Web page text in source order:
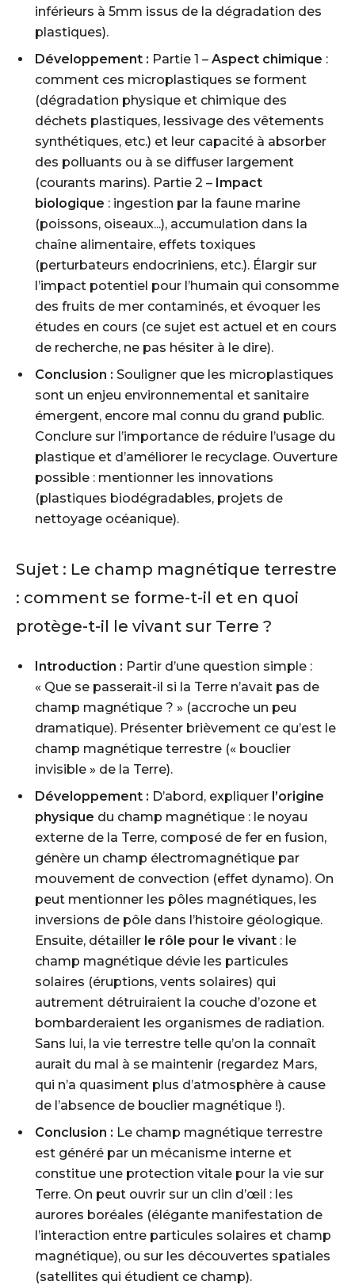
inférieurs à 5mm issus de la dégradation des
plastiques).
Développement : Partie 1 – Aspect chimique :
comment ces microplastiques se forment
(dégradation physique et chimique des
déchets plastiques, lessivage des vêtements
synthétiques, etc.) et leur capacité à absorber
des polluants ou à se diffuser largement
(courants marins). Partie 2 – Impact
biologique : ingestion par la faune marine
(poissons, oiseaux...), accumulation dans la
chaîne alimentaire, effets toxiques
(perturbateurs endocriniens, etc.). Élargir sur
l’impact potentiel pour l’humain qui consomme
des fruits de mer contaminés, et évoquer les
études en cours (ce sujet est actuel et en cours
de recherche, ne pas hésiter à le dire).
Conclusion : Souligner que les microplastiques
sont un enjeu environnemental et sanitaire
émergent, encore mal connu du grand public.
Conclure sur l’importance de réduire l’usage du
plastique et d’améliorer le recyclage. Ouverture
possible : mentionner les innovations
(plastiques biodégradables, projets de
nettoyage océanique).
Sujet : Le champ magnétique terrestre
: comment se forme-t-il et en quoi
protège-t-il le vivant sur Terre ?
Introduction : Partir d’une question simple :
« Que se passerait-il si la Terre n’avait pas de
champ magnétique ? » (accroche un peu
dramatique). Présenter brièvement ce qu’est le
champ magnétique terrestre (« bouclier
invisible » de la Terre).
Développement : D’abord, expliquer l’origine
physique du champ magnétique : le noyau
externe de la Terre, composé de fer en fusion,
génère un champ électromagnétique par
mouvement de convection (effet dynamo). On
peut mentionner les pôles magnétiques, les
inversions de pôle dans l’histoire géologique.
Ensuite, détailler le rôle pour le vivant : le
champ magnétique dévie les particules
solaires (éruptions, vents solaires) qui
autrement détruiraient la couche d’ozone et
bombarderaient les organismes de radiation.
Sans lui, la vie terrestre telle qu’on la connaît
aurait du mal à se maintenir (regardez Mars,
qui n’a quasiment plus d’atmosphère à cause
de l’absence de bouclier magnétique !).
Conclusion : Le champ magnétique terrestre
est généré par un mécanisme interne et
constitue une protection vitale pour la vie sur
Terre. On peut ouvrir sur un clin d’œil : les
aurores boréales (élégante manifestation de
l’interaction entre particules solaires et champ
magnétique), ou sur les découvertes spatiales
(satellites qui étudient ce champ).